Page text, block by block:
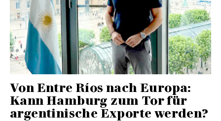
Von Entre Ríos nach Europa:
Kann Hamburg zum Tor für
argentinische Exporte werden?